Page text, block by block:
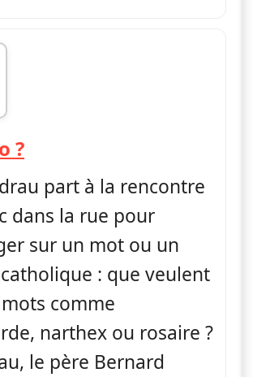
?— Quèsaco ?
part à la rencontre
dans la rue pour
sur un mot ou un
: que veulent
comme
narthex ou rosaire ?
le père Bernard